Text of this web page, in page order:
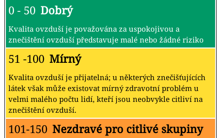
0 - 50 Dobrý
Kvalita ovzduší je považována za uspokojivou a
znečištění ovzduší představuje malé nebo žádné riziko
51 -100 Mírný
Kvalita ovzduší je přijatelná; u některých znečišťujících
látek však může existovat mírný zdravotní problém u
velmi malého počtu lidí, kteří jsou neobvykle citliví na
znečištění ovzduší.
101-150 Nezdravé pro citlivé skupiny